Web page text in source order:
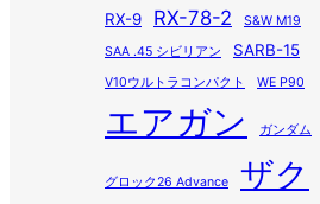
RX-9 RX-78-2
S&W M19
SAA .45 シビリアン
SARB-15
V10ウルトラコンパクト WE P90
エアガン ガンダム
グロック26 Advance ザク